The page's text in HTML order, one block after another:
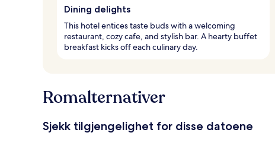
Dining delights
This hotel entices taste buds with a welcoming
restaurant, cozy cafe, and stylish bar. A hearty buffet
breakfast kicks off each culinary day.
Romalternativer
Sjekk tilgjengelighet for disse datoene